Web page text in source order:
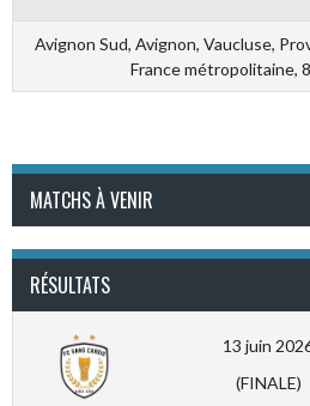
Avignon Sud, Avignon, Vaucluse,
France métropolitaine,
MATCHS À VENIR
RÉSULTATS
13 juin
(FINALE)